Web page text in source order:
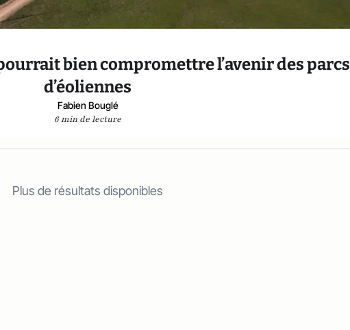
bien compromettre l’avenir des parcs
d’éoliennes
Fabien Bouglé
6 min de lecture
Plus de résultats disponibles